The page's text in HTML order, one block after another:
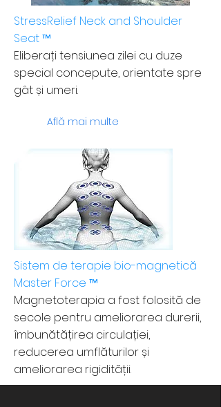
StressRelief Neck and Shoulder
Seat ™
Eliberați tensiunea zilei cu duze
special concepute, orientate spre
gât și umeri.
Află mai multe
Sistem de terapie bio-magnetică
Master Force ™
Magnetoterapia a fost folosită de
secole pentru ameliorarea durerii,
îmbunătățirea circulației,
reducerea umflăturilor și
ameliorarea rigidității.